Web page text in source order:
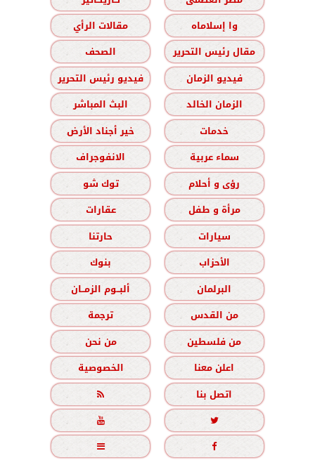
وا إسلاماه
مقالات الرأي
مقال رئيس التحرير
الصحف
فيديو الزمان
فيديو رئيس التحرير
الزمان الخالد
البث المباشر
خدمات
خير أجناد الأرض
سماء عربية
الانفوجراف
رؤى و أحلام
توك شو
مرأة و طفل
عقارات
سيارات
حارتنا
الأحزاب
بنوك
البرلمان
ألبــوم الزمــان
من القدس
ترجمة
من فلسطين
من نحن
اعلن معنا
الخصوصية
اتصل بنا




